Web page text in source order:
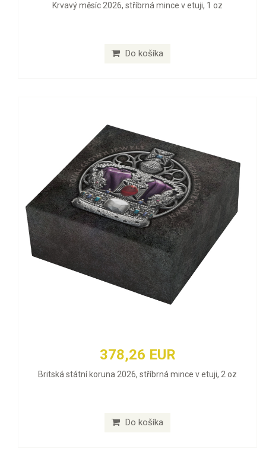
Krvavý měsíc 2026, stříbrná mince v etuji, 1 oz
Do košíka
378,26 EUR
Britská státní koruna 2026, stříbrná mince v etuji, 2 oz
Do košíka